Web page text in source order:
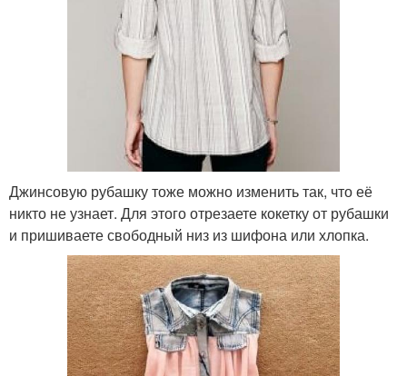
Джинсовую рубашку тоже можно изменить так, что её
никто не узнает. Для этого отрезаете кокетку от рубашки
и пришиваете свободный низ из шифона или хлопка.